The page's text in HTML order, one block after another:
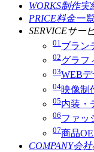
WORKS制作実
PRICE料金一覧
SERVICEサー
01 ブラン
02グラフ
03WEB
04映像制
05内装・
06ファッ
07商品
COMPANY会